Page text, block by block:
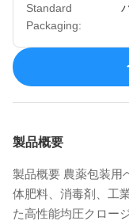
Standard
Packaging:
製品概要
製品概要 農薬包装用
体肥料、消毒剤、工
た高性能均圧クロー